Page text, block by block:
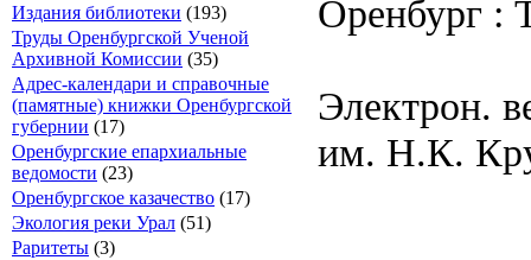
Издания библиотеки (193)
Труды Оренбургской Ученой
Архивной Комиссии (35)
Адрес-календари и справочные
(памятные) книжки Оренбургской
губернии (17)
Оренбургские епархиальные
ведомости (23)
Оренбургское казачество (17)
Экология реки Урал (51)
Раритеты (3)
Оренбург :
Электрон.
им. Н.К.